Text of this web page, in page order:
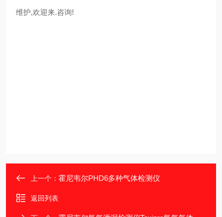
维护,欢迎来.咨询!
上一个： 霍尼韦尔PHD6多种气体检测仪
返回列表